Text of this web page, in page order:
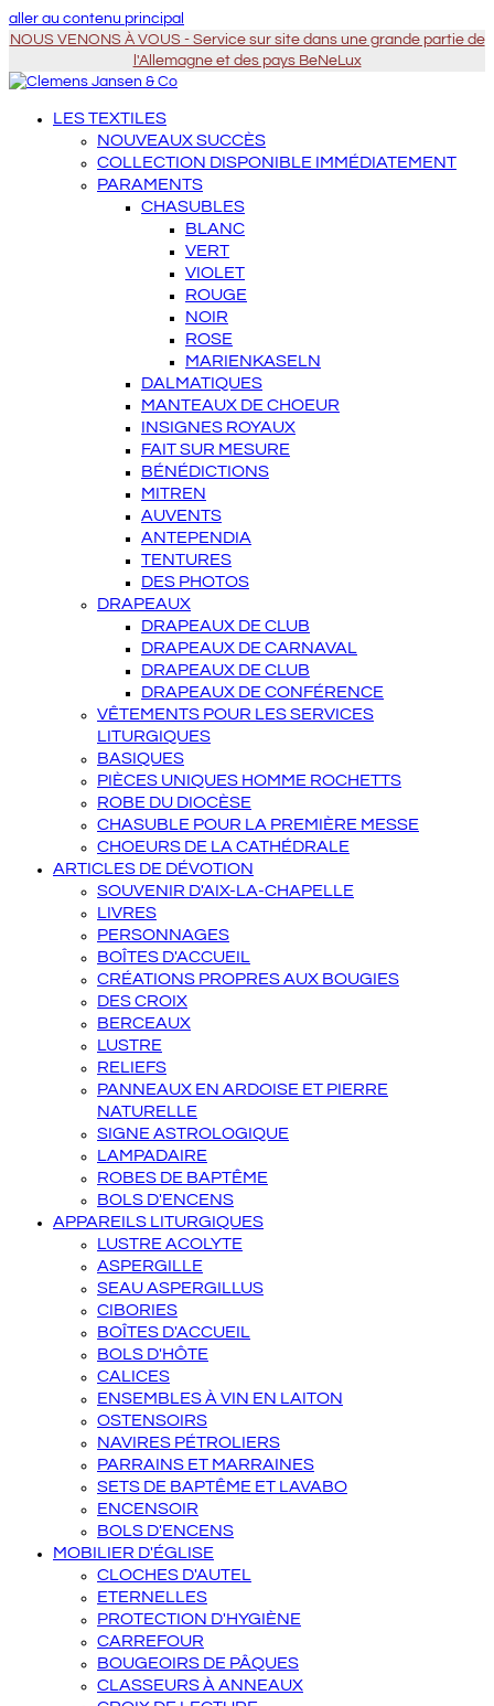
aller au contenu principal
NOUS VENONS À VOUS - Service sur site dans une grande partie de
l'Allemagne et des pays BeNeLux
LES TEXTILES
NOUVEAUX SUCCÈS
COLLECTION DISPONIBLE IMMÉDIATEMENT
PARAMENTS
CHASUBLES
BLANC
VERT
VIOLET
ROUGE
NOIR
ROSE
MARIENKASELN
DALMATIQUES
MANTEAUX DE CHOEUR
INSIGNES ROYAUX
FAIT SUR MESURE
BÉNÉDICTIONS
MITREN
AUVENTS
ANTEPENDIA
TENTURES
DES PHOTOS
DRAPEAUX
DRAPEAUX DE CLUB
DRAPEAUX DE CARNAVAL
DRAPEAUX DE CLUB
DRAPEAUX DE CONFÉRENCE
VÊTEMENTS POUR LES SERVICES
LITURGIQUES
BASIQUES
PIÈCES UNIQUES HOMME ROCHETTS
ROBE DU DIOCÈSE
CHASUBLE POUR LA PREMIÈRE MESSE
CHOEURS DE LA CATHÉDRALE
ARTICLES DE DÉVOTION
SOUVENIR D'AIX-LA-CHAPELLE
LIVRES
PERSONNAGES
BOÎTES D'ACCUEIL
CRÉATIONS PROPRES AUX BOUGIES
DES CROIX
BERCEAUX
LUSTRE
RELIEFS
PANNEAUX EN ARDOISE ET PIERRE
NATURELLE
SIGNE ASTROLOGIQUE
LAMPADAIRE
ROBES DE BAPTÊME
BOLS D'ENCENS
APPAREILS LITURGIQUES
LUSTRE ACOLYTE
ASPERGILLE
SEAU ASPERGILLUS
CIBORIES
BOÎTES D'ACCUEIL
BOLS D'HÔTE
CALICES
ENSEMBLES À VIN EN LAITON
OSTENSOIRS
NAVIRES PÉTROLIERS
PARRAINS ET MARRAINES
SETS DE BAPTÊME ET LAVABO
ENCENSOIR
BOLS D'ENCENS
MOBILIER D'ÉGLISE
CLOCHES D'AUTEL
ETERNELLES
PROTECTION D'HYGIÈNE
CARREFOUR
BOUGEOIRS DE PÂQUES
CLASSEURS À ANNEAUX